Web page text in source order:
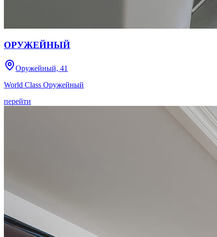
ОРУЖЕЙНЫЙ
Оружейный, 41
World Class Оружейный
перейти